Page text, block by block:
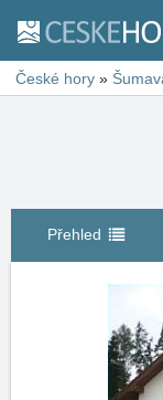
České hory »
Přehled